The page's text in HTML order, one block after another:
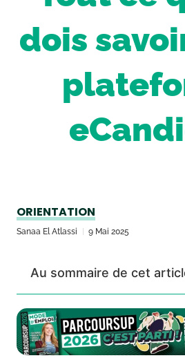
dois
ORIENTATION
Sanaa El Atlassi 9 Mai 2025
Au sommaire de cet